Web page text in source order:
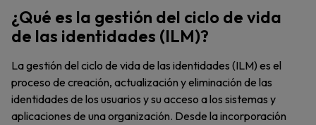
¿Qué es la gestión del ciclo de vida
de las identidades (ILM)?
La gestión del ciclo de vida de las identidades (ILM) es el
proceso de creación, actualización y eliminación de las
identidades de los usuarios y su acceso a los sistemas y
aplicaciones de una organización. Desde la incorporación